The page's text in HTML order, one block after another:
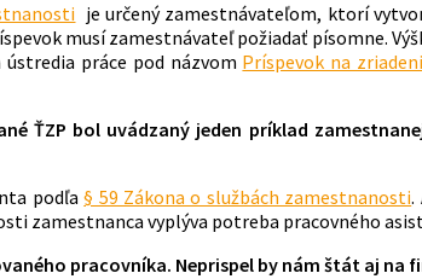
je určený zamestnávateľom, ktorí
musí zamestnávateľ požiadať písomne.
práce pod názvom Príspevok na
ŤZP bol uvádzaný jeden príklad
podľa§ 59 Zákona o službách zamestnanosti.
zamestnanca vyplýva potreba pracovného
pracovníka. Neprispel by nám štát aj na